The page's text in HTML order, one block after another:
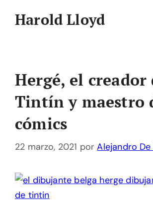
Harold Lloyd
Hergé, el creador
Tintín y maestro
cómics
22 marzo, 2021 porAlejandro De